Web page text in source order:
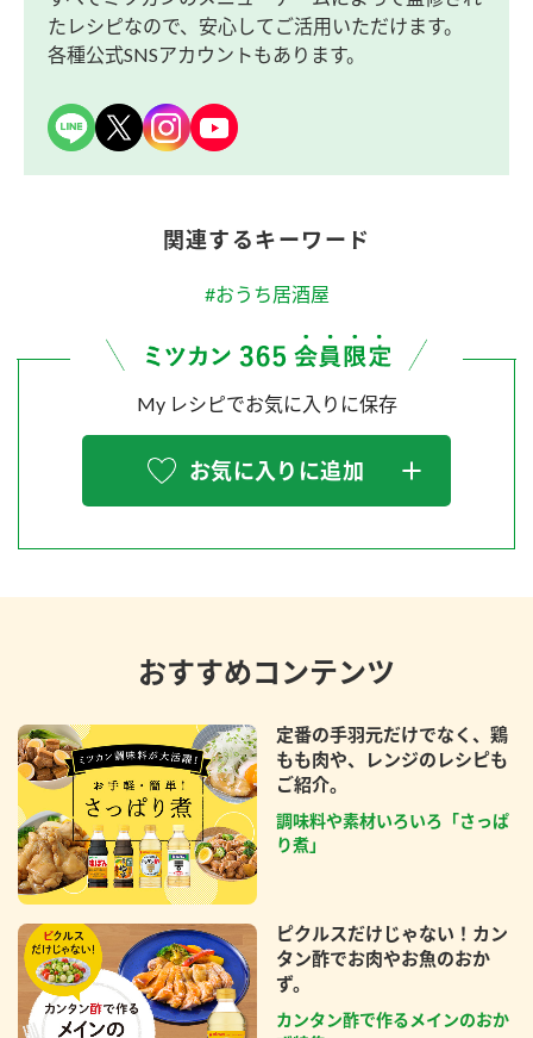
たレシピなので、安心してご活用いただけます。
各種公式SNSアカウントもあります。
関連するキーワード
#おうち居酒屋
My レシピでお気に入りに保存
お気に入りに追加
おすすめコンテンツ
定番の手羽元だけでなく、鶏
もも肉や、レンジのレシピも
ご紹介。
調味料や素材いろいろ「さっぱ
り煮」
ピクルスだけじゃない！カン
タン酢でお肉やお魚のおか
ず。
カンタン酢で作るメインのおか